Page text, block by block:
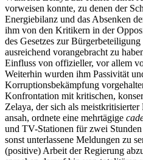
vorweisen konnte, zu denen der
Energiebilanz und das Absenken
ihm von den Kritikern in der
des Gesetzes zur
ausreichend vorangebracht zu
Einfluss von offizieller, vor allem
Weiterhin wurden ihm Passivität
Korruptionsbekämpfung
Konfrontation mit kritischen,
Zelaya, der sich als
ansah, ordnete eine mehrtägige
und TV-Stationen für zwei
sonst unterlassene Meldungen zu
(positive) Arbeit der Regierung